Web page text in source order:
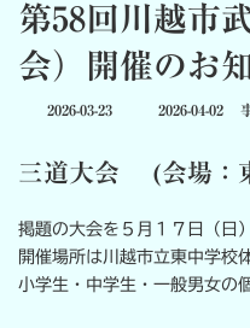
第58回川越市
会）開催のお
2026-03-23
最
新
:
2026-04-02
三道大会 (会場：
掲題の大会を５月１７日（日
開催場所は川越市立東中学校
小学生・中学生・一般男女の